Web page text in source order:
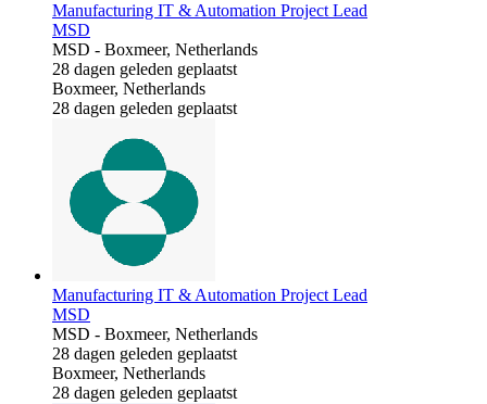
Manufacturing IT & Automation Project Lead
MSD
MSD - Boxmeer, Netherlands
28 dagen geleden geplaatst
Boxmeer, Netherlands
28 dagen geleden geplaatst
Manufacturing IT & Automation Project Lead
MSD
MSD - Boxmeer, Netherlands
28 dagen geleden geplaatst
Boxmeer, Netherlands
28 dagen geleden geplaatst